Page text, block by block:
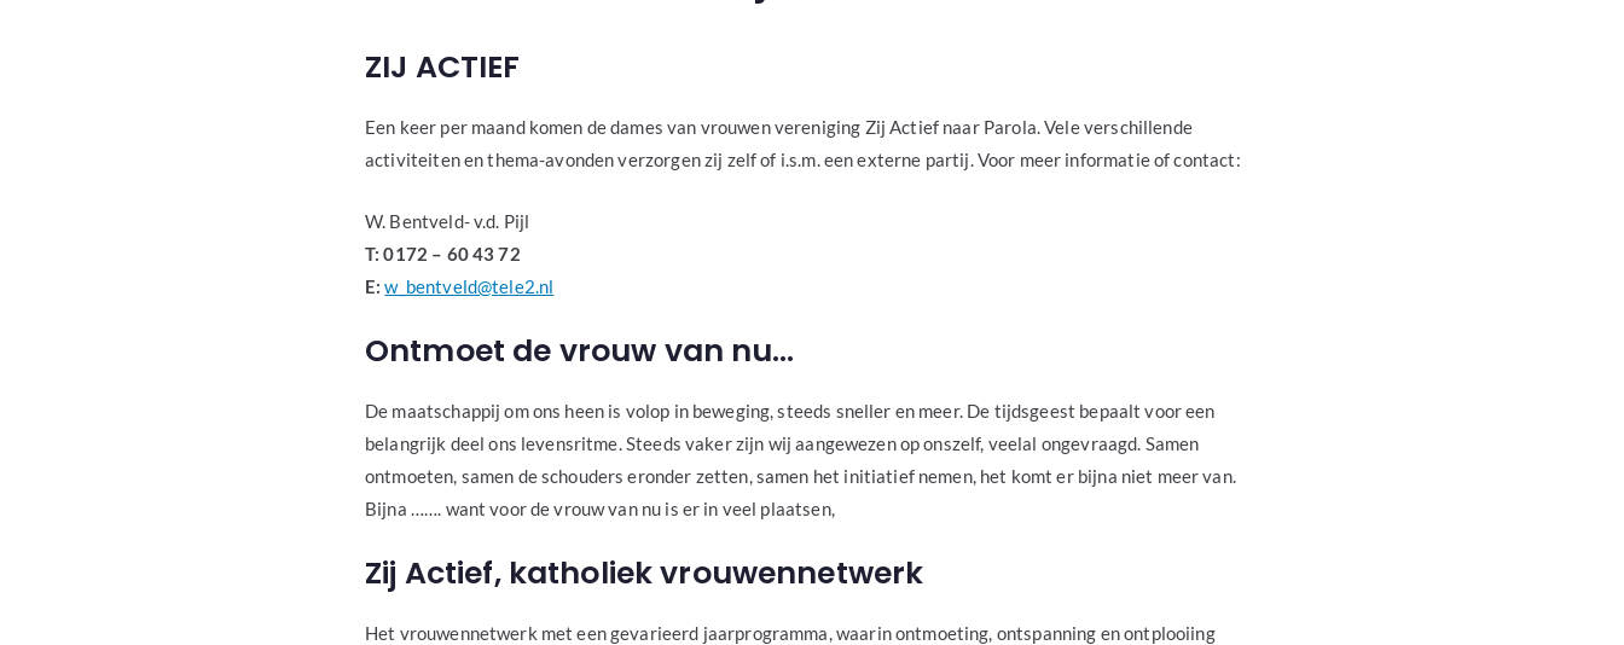
ZIJ ACTIEF
Een keer per maand komen de dames van vrouwen vereniging Zij Actief naar Parola. Vele verschillende
activiteiten en thema-avonden verzorgen zij zelf of i.s.m. een externe partij. Voor meer informatie of contact:
W. Bentveld- v.d. Pijl
T: 0172 – 60 43 72
E: w_bentveld@tele2.nl
Ontmoet de vrouw van nu…
De maatschappij om ons heen is volop in beweging, steeds sneller en meer. De tijdsgeest bepaalt voor een
belangrijk deel ons levensritme. Steeds vaker zijn wij aangewezen op onszelf, veelal ongevraagd. Samen
ontmoeten, samen de schouders eronder zetten, samen het initiatief nemen, het komt er bijna niet meer van.
Bijna ……. want voor de vrouw van nu is er in veel plaatsen,
Zij Actief, katholiek vrouwennetwerk
Het vrouwennetwerk met een gevarieerd jaarprogramma, waarin ontmoeting, ontspanning en ontplooiing